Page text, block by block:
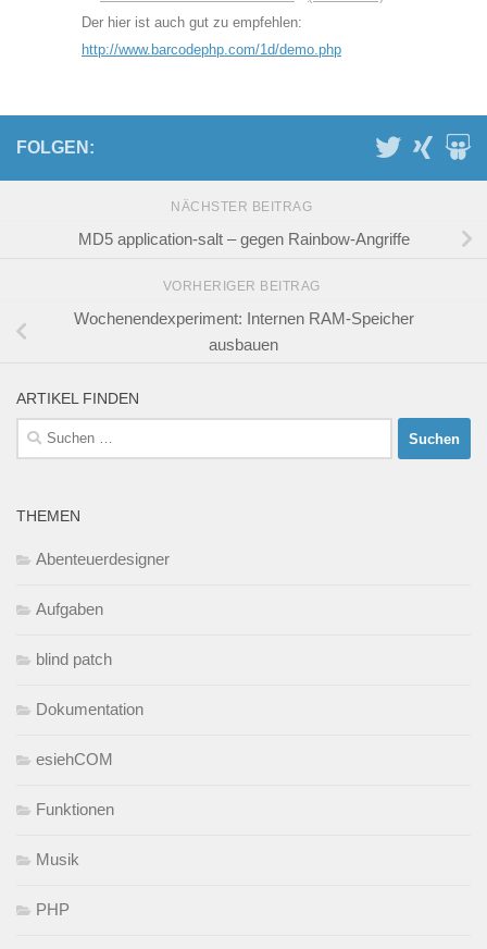
Der hier ist auch gut zu empfehlen:
http://www.barcodephp.com/1d/demo.php
FOLGEN:
NÄCHSTER BEITRAG
MD5 application-salt – gegen Rainbow-Angriffe
VORHERIGER BEITRAG
Wochenendexperiment: Internen RAM-Speicher
ausbauen
ARTIKEL FINDEN
Suchen
nach:
THEMEN
Abenteuerdesigner
Aufgaben
blind patch
Dokumentation
esiehCOM
Funktionen
Musik
PHP